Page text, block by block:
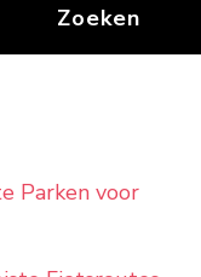
Zoeken
Parken voor